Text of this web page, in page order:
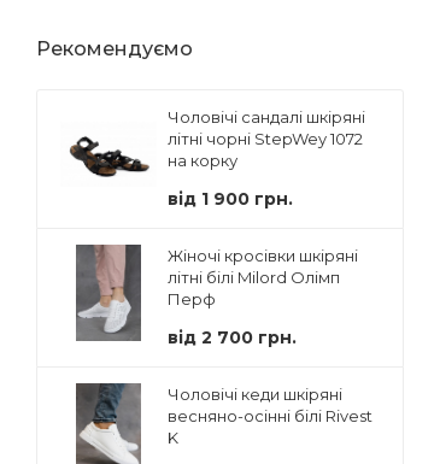
Рекомендуємо
Чоловічі сандалі шкіряні
літні чорні StepWey 1072
на корку
від 1 900 грн.
Жіночі кросівки шкіряні
літні білі Milord Олімп
Перф
від 2 700 грн.
Чоловічі кеди шкіряні
весняно-осінні білі Rivest
K